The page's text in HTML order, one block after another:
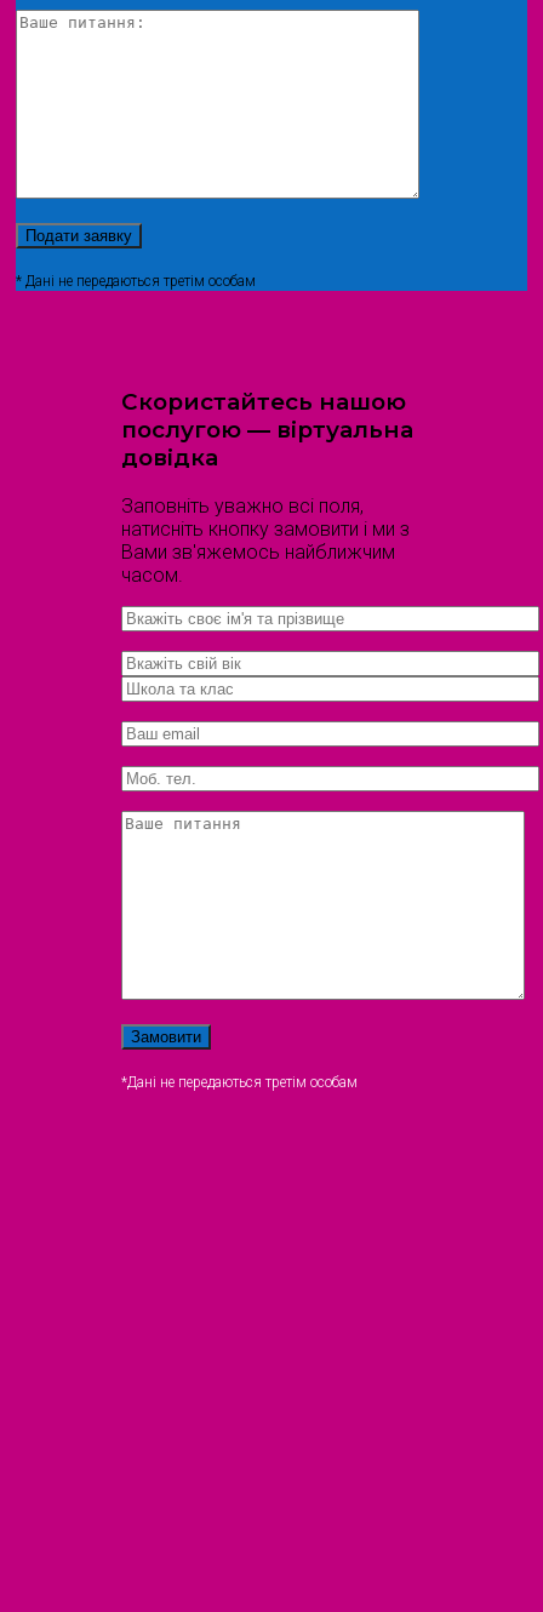
* Дані не передаються третім особам
Скористайтесь нашою
послугою — віртуальна
довідка
Заповніть уважно всі поля,
натисніть кнопку замовити і ми з
Вами зв'яжемось найближчим
часом.
*Дані не передаються третім особам